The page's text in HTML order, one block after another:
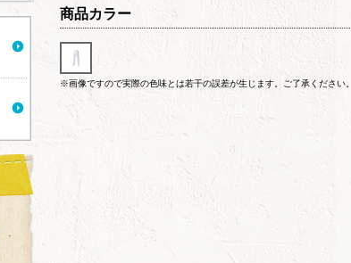
商品カラー
※画像ですので実際の色味とは若干の誤差が生じます。ご了承ください。